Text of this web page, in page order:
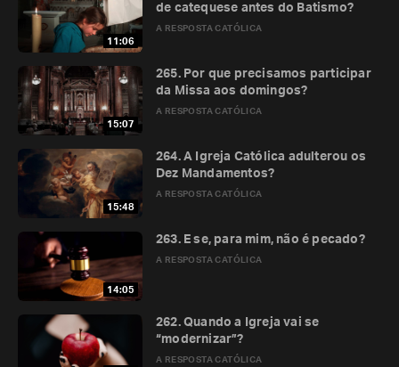
11:06
A RESPOSTA CATÓLICA
de catequese antes do Batismo?
15:07
A RESPOSTA CATÓLICA
265. Por que precisamos participar
da Missa aos domingos?
15:48
A RESPOSTA CATÓLICA
264. A Igreja Católica adulterou os
Dez Mandamentos?
14:05
A RESPOSTA CATÓLICA
263. E se, para mim, não é pecado?
A RESPOSTA CATÓLICA
262. Quando a Igreja vai se
“modernizar”?